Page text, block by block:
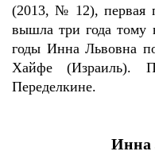
(2013, № 12), первая
вышла три года тому
годы Инна Львовна
Хайфе (Израиль).
Переделкине.
Инна